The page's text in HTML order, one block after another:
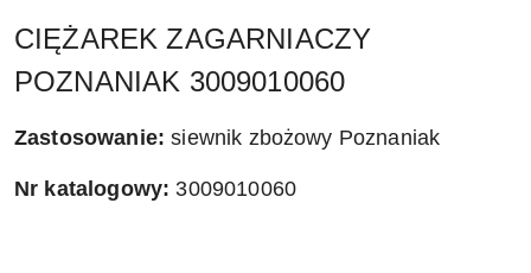
CIĘŻAREK ZAGARNIACZY
POZNANIAK 3009010060
Zastosowanie: siewnik zbożowy Poznaniak
Nr katalogowy: 3009010060